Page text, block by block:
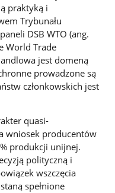
praktyką i
Trybunału
DSB WTO (ang.
World Trade
jest domeną
prowadzone są
członkowskich jest
quasi-
wniosek producentów
produkcji unijnej.
polityczną i
wszczęcia
spełnione